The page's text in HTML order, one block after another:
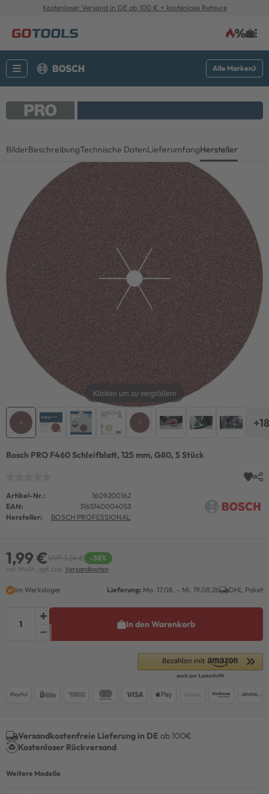
Kostenloser Versand in DE ab 100 € + kostenlose Retoure
Alle Marken
BilderBeschreibungTechnische DatenLieferumfangHersteller
Klicken um zu vergrößern
+18
Bosch PRO F460 Schleifblatt, 125 mm, G80, 5 Stück
Artikel-Nr.:
1609200162
EAN:
3165140004053
Hersteller:
BOSCH PROFESSIONAL
1,99 €UVP 3,24 € -38%
inkl. MwSt., ggf. zzgl. Versandkosten
Im Werkslager Lieferung: Mo. 17.08. - Mi. 19.08.26 DHL Paket
In den Warenkorb
Versandkostenfreie Lieferung in DE ab 100€
Kostenloser Rückversand
Weitere Modelle